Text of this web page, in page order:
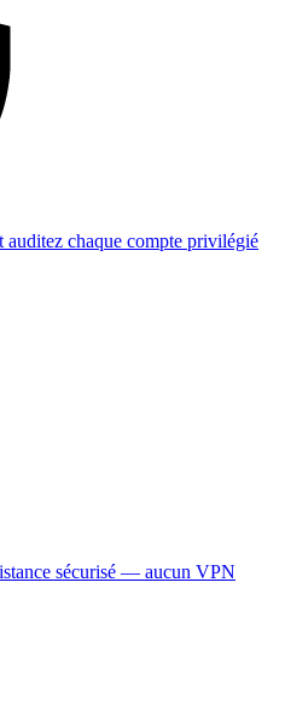
auditez chaque compte privilégié
sécurisé — aucun VPN